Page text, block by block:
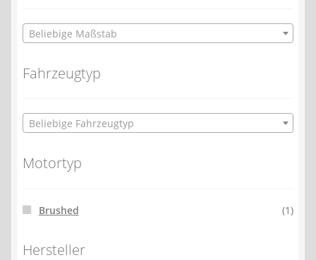
Beliebige Maßstab
Fahrzeugtyp
Beliebige Fahrzeugtyp
Motortyp
Brushed (1)
Hersteller